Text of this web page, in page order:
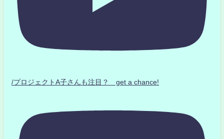
/プロジェクトA子さんも注目？ get a chance!